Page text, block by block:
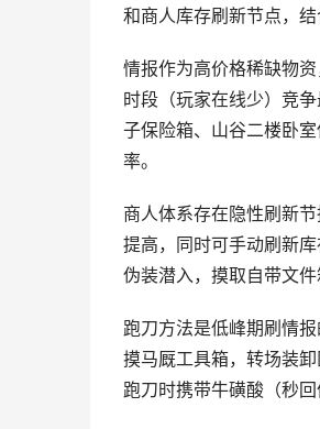
和商人库存刷新节点，
情报作为高价格稀缺物
时段（玩家在线少）竞
子保险箱、山谷二楼卧
率。
商人体系存在隐性刷新
提高，同时可手动刷新
伪装潜入，摸取自带文
跑刀方法是低峰期刷情
摸马厩工具箱，转场装
跑刀时携带牛磺酸（秒